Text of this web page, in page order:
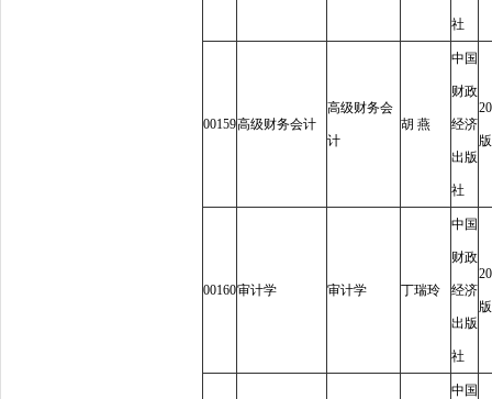
社
00159高级财务会计
高级财务会
计
胡 燕
中国
财政
经济
出版
社
版
00160审计学 审计学 丁瑞玲
中国
财政
经济
出版
社
版
中国